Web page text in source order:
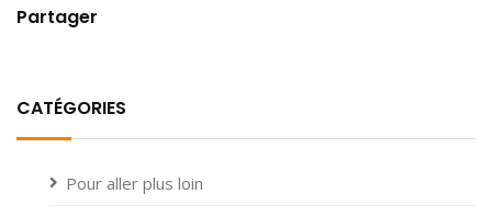
Partager
CATÉGORIES
Pour aller plus loin